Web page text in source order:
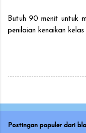
Butuh 90 menit untuk
penilaian kenaikan
Postingan populer dari